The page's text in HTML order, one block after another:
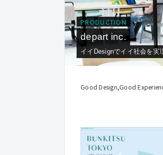
PRODUCTION
depart inc.
イイDesignでイイ社会を実
Good Design,Good